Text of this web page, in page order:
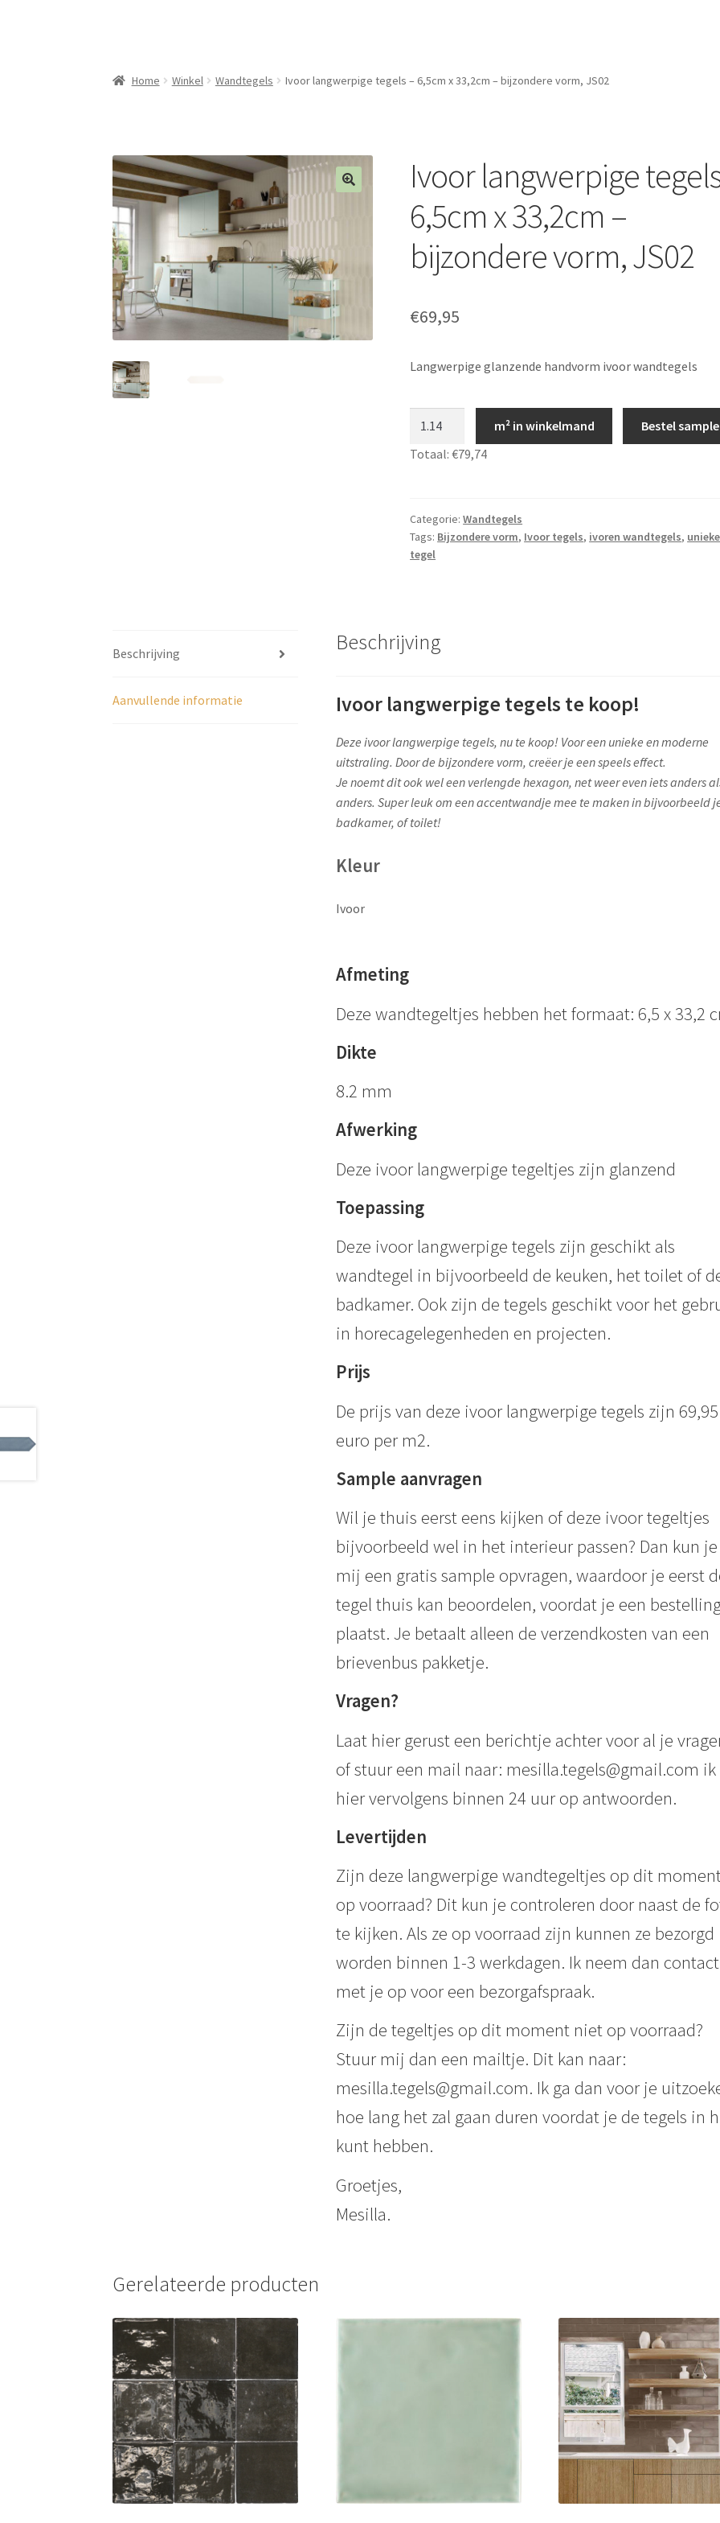
Home Winkel Wandtegels Ivoor langwerpige tegels – 6,5cm x 33,2cm – bijzondere vorm, JS02
Ivoor langwerpige
6,5cm x 33,2cm –
bijzondere vorm, JS02
€69,95
Langwerpige glanzende handvorm ivoor wandtegels
tegels
x
33,2cm
-
aantal
m² in winkelmand
Bestel sample
Totaal:€79,74
Categorie:Wandtegels
Tags: Bijzondere vorm, Ivoor tegels, ivoren wandtegels, unieke
tegel
Beschrijving
Aanvullende informatie
Beschrijving
Ivoor langwerpige tegels te koop!
Deze ivoor langwerpige tegels, nu te koop! Voor een unieke en moderne
uitstraling. Door de bijzondere vorm, creëer je een speels effect.
Je noemt dit ook wel een verlengde hexagon, net weer even iets anders
anders. Super leuk om een accentwandje mee te maken in bijvoorbeeld
badkamer, of toilet!
Kleur
Ivoor
Afmeting
Deze wandtegeltjes hebben het formaat: 6,5 x 33,2
Dikte
8.2 mm
Afwerking
Deze ivoor langwerpige tegeltjes zijn glanzend
Toepassing
Deze ivoor langwerpige tegels zijn geschikt als
wandtegel in bijvoorbeeld de keuken, het toilet of
badkamer. Ook zijn de tegels geschikt voor het
in horecagelegenheden en projecten.
Prijs
De prijs van deze ivoor langwerpige tegels zijn 69,95
euro per m2.
Sample aanvragen
Wil je thuis eerst eens kijken of deze ivoor tegeltjes
bijvoorbeeld wel in het interieur passen? Dan kun
mij een gratis sample opvragen, waardoor je eerst
tegel thuis kan beoordelen, voordat je een
plaatst. Je betaalt alleen de verzendkosten van een
brievenbus pakketje.
Vragen?
Laat hier gerust een berichtje achter voor al je
of stuur een mail naar: mesilla.tegels@gmail.com ik
hier vervolgens binnen 24 uur op antwoorden.
Levertijden
Zijn deze langwerpige wandtegeltjes op dit
op voorraad? Dit kun je controleren door naast de
te kijken. Als ze op voorraad zijn kunnen ze bezorgd
worden binnen 1-3 werkdagen. Ik neem dan contact
met je op voor een bezorgafspraak.
Zijn de tegeltjes op dit moment niet op voorraad?
Stuur mij dan een mailtje. Dit kan naar:
mesilla.tegels@gmail.com. Ik ga dan voor je
hoe lang het zal gaan duren voordat je de tegels in
kunt hebben.
Groetjes,
Mesilla.
Gerelateerde producten